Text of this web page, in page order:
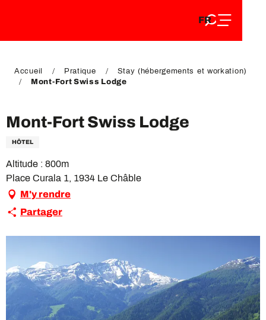
DE
FR
EN
Accueil Pratique
Stay (hébergements et workation)
Mont-Fort Swiss Lodge
Mont-Fort Swiss Lodge
HÔTEL
Altitude : 800m
Place Curala 1, 1934 Le Châble
M'y rendre
Partager